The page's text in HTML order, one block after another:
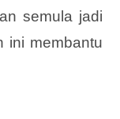
semula jadi
ini membantu